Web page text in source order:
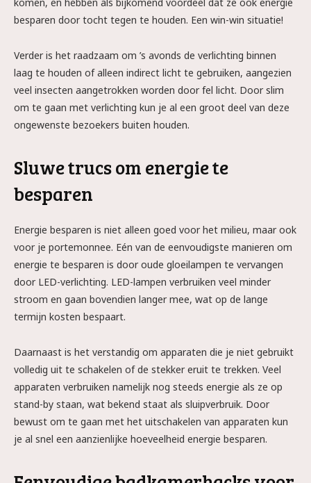
besparen door tocht tegen te houden. Een win-win situatie!
Verder is het raadzaam om ’s avonds de verlichting binnen
laag te houden of alleen indirect licht te gebruiken, aangezien
veel insecten aangetrokken worden door fel licht. Door slim
om te gaan met verlichting kun je al een groot deel van deze
ongewenste bezoekers buiten houden.
Sluwe trucs om energie te
besparen
Energie besparen is niet alleen goed voor het milieu, maar ook
voor je portemonnee. Eén van de eenvoudigste manieren om
energie te besparen is door oude gloeilampen te vervangen
door LED-verlichting. LED-lampen verbruiken veel minder
stroom en gaan bovendien langer mee, wat op de lange
termijn kosten bespaart.
Daarnaast is het verstandig om apparaten die je niet gebruikt
volledig uit te schakelen of de stekker eruit te trekken. Veel
apparaten verbruiken namelijk nog steeds energie als ze op
stand-by staan, wat bekend staat als sluipverbruik. Door
bewust om te gaan met het uitschakelen van apparaten kun
je al snel een aanzienlijke hoeveelheid energie besparen.